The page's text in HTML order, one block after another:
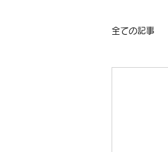
全ての記事